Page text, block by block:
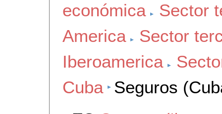
económica
Sector
America
Sector
Iberoamerica
Cuba
Seguros